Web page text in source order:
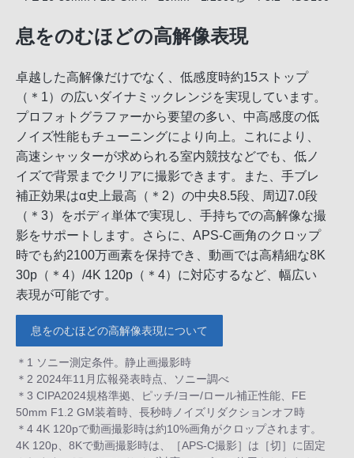
息をのむほどの高解像表現
卓越した高解像だけでなく、低感度時約15ストップ
（＊1）の広いダイナミックレンジを実現しています。
プロフォトグラファーから要望の多い、中高感度の低
ノイズ性能もチューニングにより向上。これにより、
高速シャッターが求められる室内競技などでも、低ノ
イズで背景までクリアに撮影できます。また、手ブレ
補正効果はα史上最高（＊2）の中央8.5段、周辺7.0段
（＊3）をボディ単体で実現し、手持ちでの高解像な撮
影をサポートします。さらに、APS-C画角のクロップ
時でも約2100万画素を保持でき、動画では高精細な8K
30p（＊4）/4K 120p（＊4）に対応するなど、幅広い
表現が可能です。
息をのむほどの高解像表現について
＊1 ソニー測定条件。静止画撮影時
＊2 2024年11月広報発表時点、ソニー調べ
＊3 CIPA2024規格準拠、ピッチ/ヨー/ロール補正性能、FE
50mm F1.2 GM装着時、長秒時ノイズリダクションオフ時
＊4 4K 120pで動画撮影時は約10%画角がクロップされます。
4K 120p、8Kで動画撮影時は、［APS-C撮影］は［切］に固定